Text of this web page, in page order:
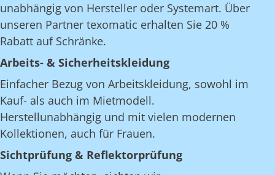
unabhängig von Hersteller oder Systemart. Über
unseren Partner texomatic erhalten Sie 20 %
Rabatt auf Schränke.
Arbeits- & Sicherheitskleidung
Einfacher Bezug von Arbeitskleidung, sowohl im
Kauf- als auch im Mietmodell.
Herstellunabhängig und mit vielen modernen
Kollektionen, auch für Frauen.
Sichtprüfung & Reflektorprüfung